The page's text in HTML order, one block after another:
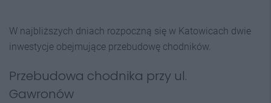
W najbliższych dniach rozpoczną się w Katowicach dwie
inwestycje obejmujące przebudowę chodników.
Przebudowa chodnika przy ul.
Gawronów